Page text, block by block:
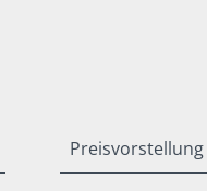
Preisvorstellung